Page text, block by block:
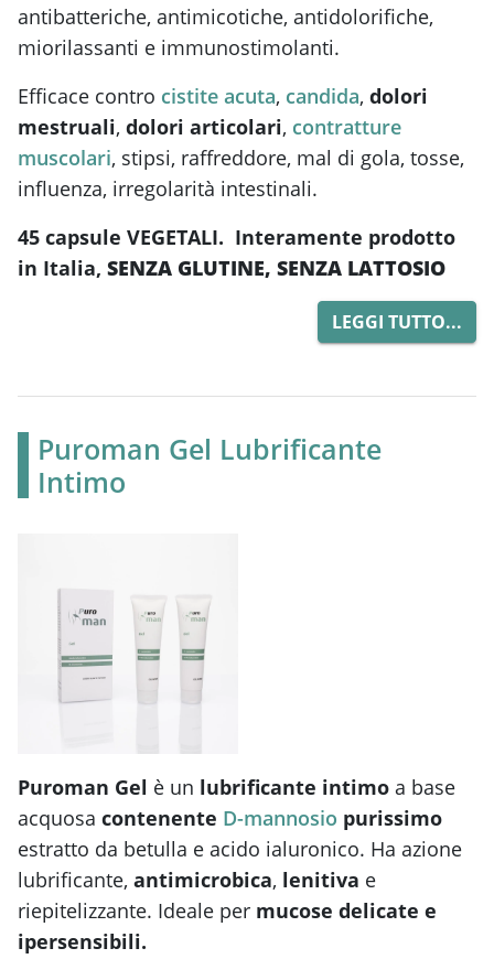
antibatteriche, antimicotiche, antidolorifiche,
miorilassanti e immunostimolanti.
Efficace contro cistite acuta, candida, dolori
mestruali, dolori articolari, contratture
muscolari, stipsi, raffreddore, mal di gola, tosse,
influenza, irregolarità intestinali.
45 capsule VEGETALI. Interamente prodotto
in Italia, SENZA GLUTINE, SENZA LATTOSIO
LEGGI TUTTO...
Puroman Gel Lubrificante
Intimo
Puroman Gel è un lubrificante intimo a base
acquosa contenente D-mannosio purissimo
estratto da betulla e acido ialuronico. Ha azione
lubrificante, antimicrobica, lenitiva e
riepitelizzante. Ideale per mucose delicate e
ipersensibili.